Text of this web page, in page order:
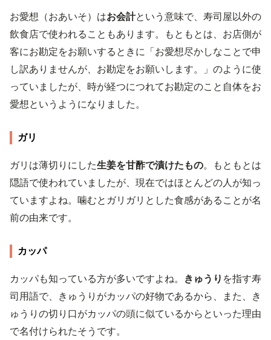
お愛想（おあいそ）はお会計という意味で、寿司屋以外の
飲食店で使われることもあります。もともとは、お店側が
客にお勘定をお願いするときに「お愛想尽かしなことで申
し訳ありませんが、お勘定をお願いします。」のように使
っていましたが、時が経つにつれてお勘定のこと自体をお
愛想というようになりました。
ガリ
ガリは薄切りにした生姜を甘酢で漬けたもの。もともとは
隠語で使われていましたが、現在ではほとんどの人が知っ
ていますよね。噛むとガリガリとした食感があることが名
前の由来です。
カッパ
カッパも知っている方が多いですよね。 きゅうり を指す寿
司用語で、きゅうりがカッパの好物であるから、また、き
ゅうりの切り口がカッパの頭に似ているからといった理由
で名付けられたそうです。